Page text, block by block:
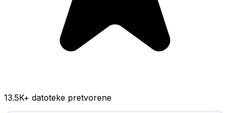
13.5K+ datoteke pretvorene